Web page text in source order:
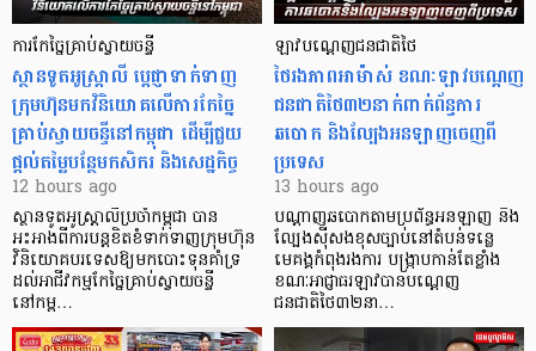
ការកែច្នៃគ្រាប់ស្វាយចន្ទី
ស្ថានទូតអូស្ត្រាលី ប្តេជ្ញាទាក់ទាញ
ក្រុមហ៊ុនមក​វិនិយោគលើការកែច្នៃ
គ្រាប់ស្វាយចន្ទីនៅកម្ពុជា ដើម្បីជួយ
ផ្តល់តម្លៃបន្ថែមកសិករ និងសេដ្ឋកិច្ច
12 hours ago
ស្ថានទូតអូស្ត្រាលីប្រចាំកម្ពុជា បាន
អះអាងពីការបន្តខិតខំទាក់ទាញក្រុមហ៊ុន
វិនិយោគបរទេសឱ្យមកបោះទុនគាំទ្រ
ដល់អាជីវកម្មកែច្នៃគ្រាប់ស្វាយចន្ទី
នៅកម្ព…
ឡាវបណ្តេញជនជាតិថៃ
ថៃរងភាពអាម៉ាស់ ខណៈឡាវបណ្តេញ
ជនជាតិថៃ៣២នាក់ពាក់ព័ន្ធការ
ឆបោក និងល្បែងអនឡាញចេញពី
ប្រទេស
13 hours ago
បណ្តាញឆបោកតាមប្រព័ន្ធអនឡាញ និង
ល្បែងស៊ីសងខុសច្បាប់នៅតំបន់ទន្លេ
មេគង្គកំពុងរងការ បង្ក្រាប​កាន់តែខ្លាំង
ខណៈអាជ្ញាធរឡាវបានបណ្តេញ
ជនជាតិថៃ៣២នា…